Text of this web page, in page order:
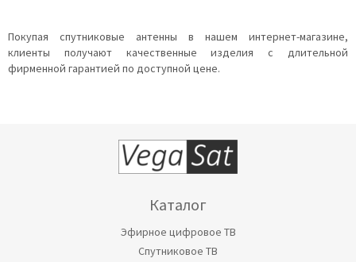
Покупая спутниковые антенны в нашем интернет-магазине,
клиенты получают качественные изделия с длительной
фирменной гарантией по доступной цене.
Каталог
Эфирное цифровое ТВ
Спутниковое ТВ